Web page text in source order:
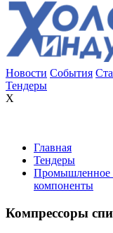
Новости События
Тендеры
X
Главная
Тендеры
Промышленное
компоненты
Компрессоры